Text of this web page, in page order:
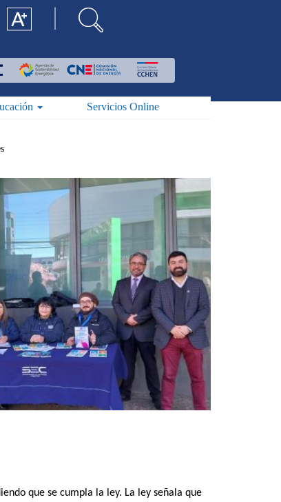
Servicios Online
que se cumpla la ley. La ley señala que